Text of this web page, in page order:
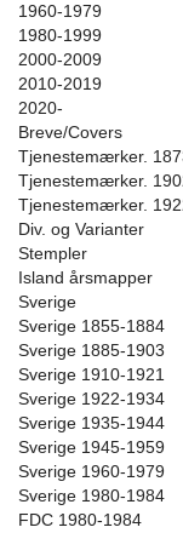
1960-1979
1980-1999
2000-2009
2010-2019
2020-
Breve/Covers
Tjenestemærker.
Tjenestemærker.
Tjenestemærker.
Div. og Varianter
Stempler
Island årsmapper
Sverige
Sverige 1855-1884
Sverige 1885-1903
Sverige 1910-1921
Sverige 1922-1934
Sverige 1935-1944
Sverige 1945-1959
Sverige 1960-1979
Sverige 1980-1984
FDC 1980-1984